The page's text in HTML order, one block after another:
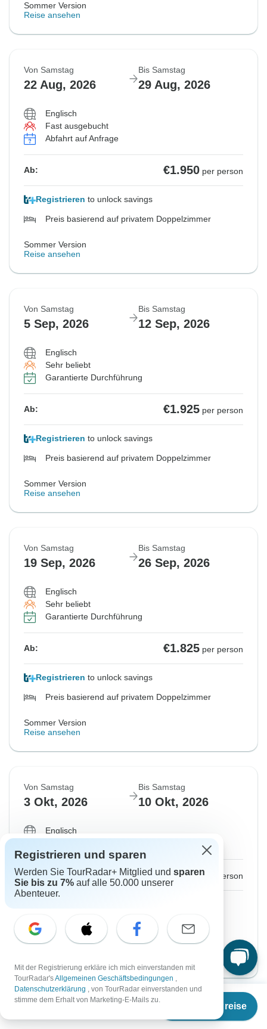
Termine & Preise
Sommer Version
Reise ansehen
Von Samstag
22 Aug, 2026
Bis Samstag
29 Aug, 2026
Englisch
Fast ausgebucht
Abfahrt auf Anfrage
Ab: €1.950 per person
Registrieren to unlock savings
Preis basierend auf privatem Doppelzimmer
Sommer Version
Reise ansehen
Von Samstag
5 Sep, 2026
Bis Samstag
12 Sep, 2026
Englisch
Sehr beliebt
Garantierte Durchführung
Ab: €1.925 per person
Registrieren to unlock savings
Preis basierend auf privatem Doppelzimmer
Sommer Version
Reise ansehen
Von Samstag
19 Sep, 2026
Bis Samstag
26 Sep, 2026
Englisch
Sehr beliebt
Garantierte Durchführung
Ab: €1.825 per person
Registrieren to unlock savings
Preis basierend auf privatem Doppelzimmer
Sommer Version
Reise ansehen
Von Samstag
3 Okt, 2026
Bis Samstag
10 Okt, 2026
Englisch
Ab: €1.750 per person
Preis basierend auf privatem Doppelzimmer
Registrieren und sparen
Werden Sie TourRadar+ Mitglied und sparen
Sie bis zu 7% auf alle 50.000 unserer
Abenteuer.
Mit der Registrierung erkläre ich mich einverstanden mit
TourRadar'sAllgemeinen Geschäftsbedingungen ,
Datenschutzerklärung , von TourRadar einverstanden und
stimme dem Erhalt von Marketing-E-Mails zu.